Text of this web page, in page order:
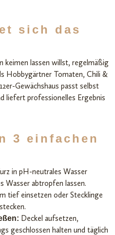
sich das
keimen lassen willst, regelmäßig
Hobbygärtner Tomaten, Chili &
Gewächshaus passt selbst
liefert professionelles Ergebnis
3 einfachen
in pH-neutrales Wasser
Wasser abtropfen lassen.
tief einsetzen oder Stecklinge
Deckel aufsetzen,
geschlossen halten und täglich